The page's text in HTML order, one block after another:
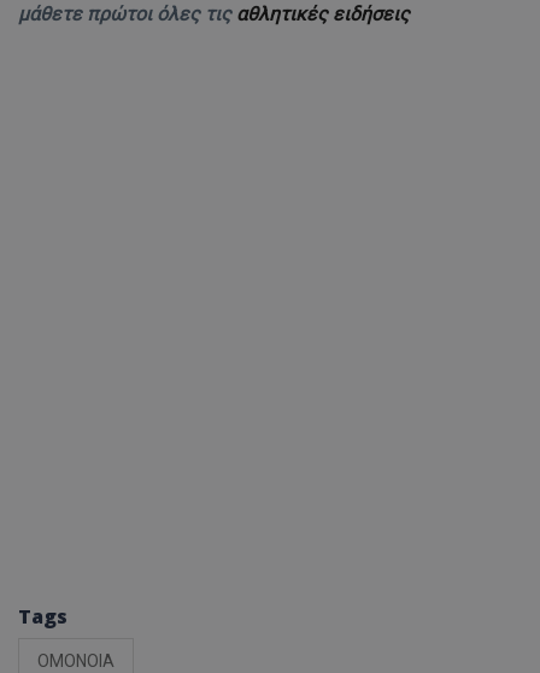
μάθετε πρώτοι όλες τις αθλητικές ειδήσεις
Tags
ΟΜΟΝΟΙΑ